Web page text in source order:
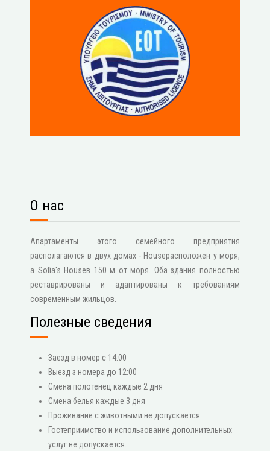
О нас
Апартаменты этого семейного предприятия
располагаются в двух домах - Houseрасположен у моря,
а Sofia's Houseв 150 м от моря. Оба здания полностью
реставрированы и адаптированы к требованиям
современным жильцов.
Полезные сведения
Заезд в номер с 14:00
Выезд з номера до 12:00
Смена полотенец каждые 2 дня
Смена белья каждые 3 дня
Проживание с животными не допускается
Гостеприимство и использование дополнительных
услуг не допускается.